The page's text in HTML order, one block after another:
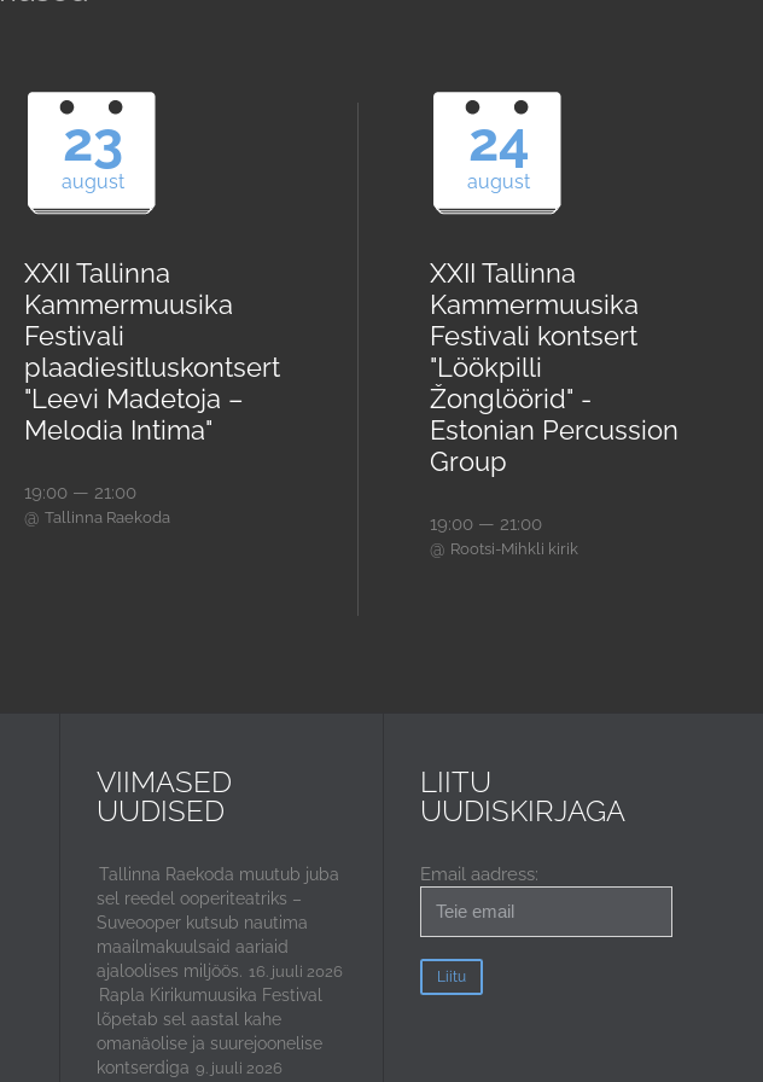
23
august
XXII Tallinna
Kammermuusika
Festivali
plaadiesitluskontsert
"Leevi Madetoja –
Melodia Intima"
19:00 — 21:00
@ Tallinna Raekoda
24
august
XXII Tallinna
Kammermuusika
Festivali kontsert
"Löökpilli
Žonglöörid" -
Estonian Percussion
Group
19:00 — 21:00
@ Rootsi-Mihkli kirik
VIIMASED
UUDISED
Tallinna Raekoda muutub juba
sel reedel ooperiteatriks –
Suveooper kutsub nautima
maailmakuulsaid aariaid
ajaloolises miljöös. 16. juuli 2026
Rapla Kirikumuusika Festival
lõpetab sel aastal kahe
omanäolise ja suurejoonelise
kontserdiga 9. juuli 2026
LIITU
UUDISKIRJAGA
Email aadress: